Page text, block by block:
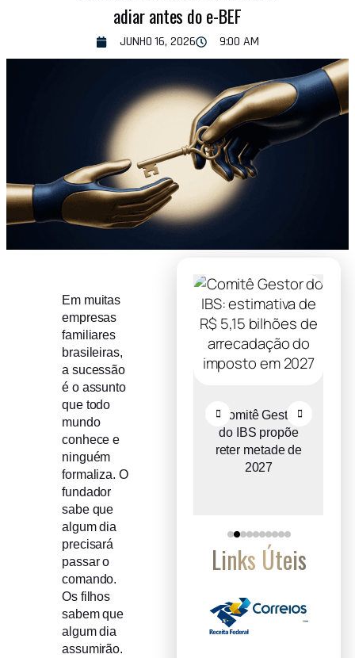
adiar antes do e-BEF
JUNHO 16, 2026 9:00 AM
Em muitas
empresas
familiares
brasileiras,
a sucessão
é o assunto
que todo
mundo
conhece e
ninguém
formaliza. O
fundador
sabe que
algum dia
precisará
passar o
comando.
Os filhos
sabem que
algum dia
assumirão.
Recuperação
judicial cresce
entre micro e
pequenas
empresas
Comitê Gestor
do IBS propõe
reter metade de
2027
Links Úteis